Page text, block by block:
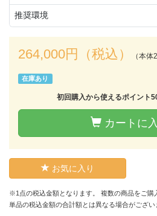
推奨環境
264,000円（税込） （本
在庫あり
初回購入から使えるポイント
カートに
お気に入り
※1点の税込金額となります。 複数の商品をご購
単品の税込金額の合計額とは異なる場合がござい